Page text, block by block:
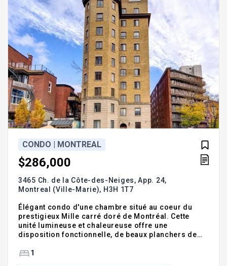
CONDO | MONTREAL
$286,000
3465 Ch. de la Côte-des-Neiges, App. 24,
Montreal (Ville-Marie), H3H 1T7
Élégant condo d'une chambre situé au coeur du
prestigieux Mille carré doré de Montréal. Cette
unité lumineuse et chaleureuse offre une
disposition fonctionnelle, de beaux planchers de
quelques pas de la rue Sherbrooke, des universités
1